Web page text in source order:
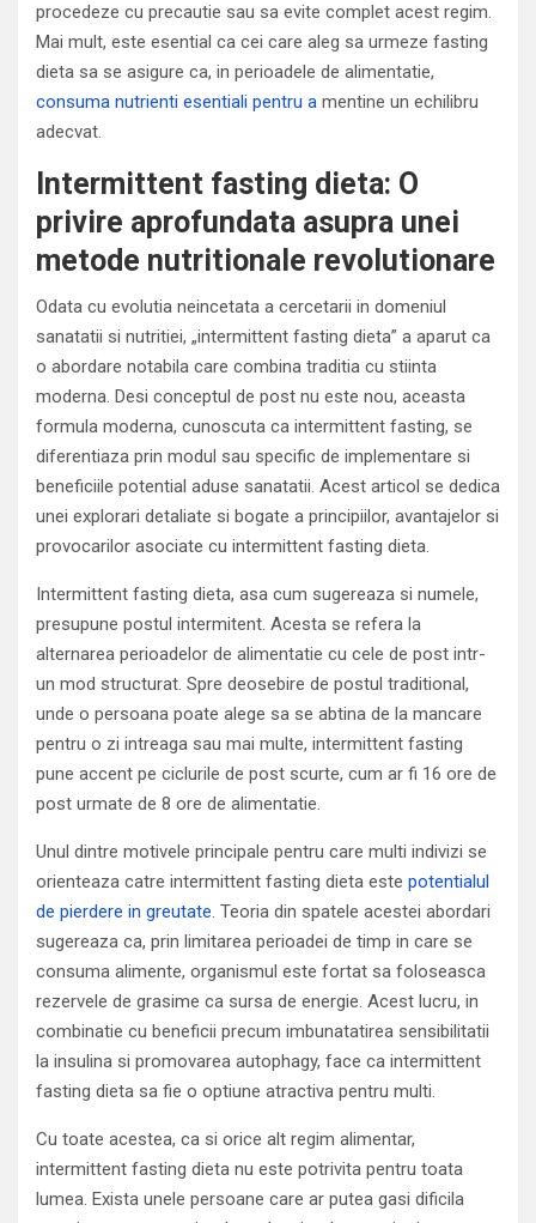
procedeze cu precautie sau sa evite complet acest regim.
Mai mult, este esential ca cei care aleg sa urmeze fasting
dieta sa se asigure ca, in perioadele de alimentatie,
consuma nutrienti esentiali pentru a mentine un echilibru
adecvat.
Intermittent fasting dieta: O
privire aprofundata asupra unei
metode nutritionale revolutionare
Odata cu evolutia neincetata a cercetarii in domeniul
sanatatii si nutritiei, „intermittent fasting dieta” a aparut ca
o abordare notabila care combina traditia cu stiinta
moderna. Desi conceptul de post nu este nou, aceasta
formula moderna, cunoscuta ca intermittent fasting, se
diferentiaza prin modul sau specific de implementare si
beneficiile potential aduse sanatatii. Acest articol se dedica
unei explorari detaliate si bogate a principiilor, avantajelor si
provocarilor asociate cu intermittent fasting dieta.
Intermittent fasting dieta, asa cum sugereaza si numele,
presupune postul intermitent. Acesta se refera la
alternarea perioadelor de alimentatie cu cele de post intr-
un mod structurat. Spre deosebire de postul traditional,
unde o persoana poate alege sa se abtina de la mancare
pentru o zi intreaga sau mai multe, intermittent fasting
pune accent pe ciclurile de post scurte, cum ar fi 16 ore de
post urmate de 8 ore de alimentatie.
Unul dintre motivele principale pentru care multi indivizi se
orienteaza catre intermittent fasting dieta este potentialul
de pierdere in greutate. Teoria din spatele acestei abordari
sugereaza ca, prin limitarea perioadei de timp in care se
consuma alimente, organismul este fortat sa foloseasca
rezervele de grasime ca sursa de energie. Acest lucru, in
combinatie cu beneficii precum imbunatatirea sensibilitatii
la insulina si promovarea autophagy, face ca intermittent
fasting dieta sa fie o optiune atractiva pentru multi.
Cu toate acestea, ca si orice alt regim alimentar,
intermittent fasting dieta nu este potrivita pentru toata
lumea. Exista unele persoane care ar putea gasi dificila